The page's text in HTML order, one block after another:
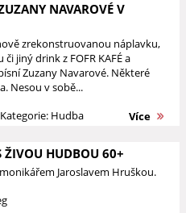
NAVAROVÉ V
zrekonstruovanou náplavku,
jiný drink z FOFR KAFÉ a
Zuzany Navarové. Některé
Nesou v sobě...
Kategorie: Hudba Více
ŽIVOU HUDBOU 60+
Jaroslavem Hruškou.